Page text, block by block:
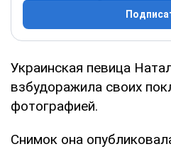
Украинская певица
взбудоражила своих
фотографией.
Снимок она